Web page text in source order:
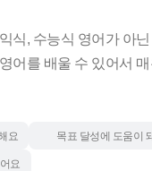
는 영어표현들과! 일상
쓸 수 있습니다!
뷰나 영화등 자연스럽
식, 수능식 영어가 아닌
어를 배울 수 있어서 매
질 수 있었습니다. 처음
방법대로 꾸준히 따라
요 목표 달성에 도움이
요